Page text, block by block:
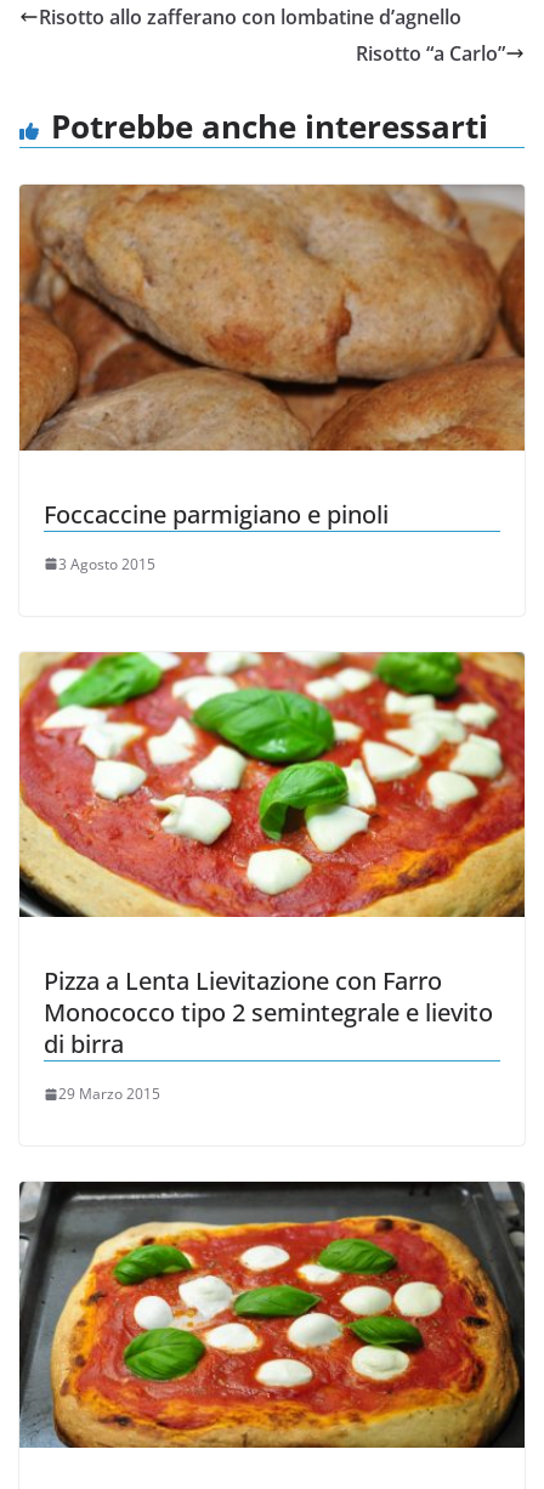
Risotto allo zafferano con lombatine d’agnello
Risotto “a Carlo”
Potrebbe anche interessarti
Foccaccine parmigiano e pinoli
3 Agosto 2015
Pizza a Lenta Lievitazione con Farro
Monococco tipo 2 semintegrale e lievito
di birra
29 Marzo 2015